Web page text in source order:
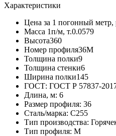
Характеристики
Цена за 1 погонный метр,
Масса 1п/м, т.0.0579
Высота360
Номер профиля36М
Толщина полки9
Толщина стенки6
Ширина полки145
ГОСТ: ГОСТ Р 57837-
Длина, м: 6
Размер профиля: 36
Сталь/марка: С255
Тип производства:
Тип профиля: М